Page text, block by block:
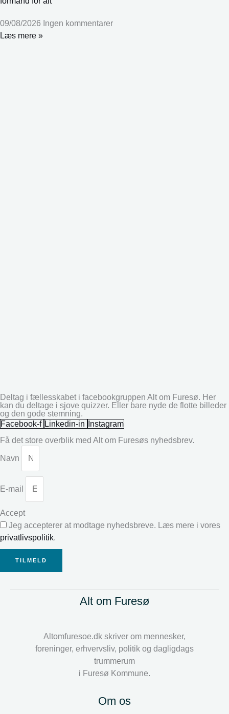
09/08/2026 Ingen kommentarer
Læs mere »
Deltag i fællesskabet i facebookgruppen Alt om Furesø. Her
kan du deltage i sjove quizzer. Eller bare nyde de flotte billeder
og den gode stemning.
Facebook-f Linkedin-in
Instagram
Få det store overblik med Alt om Furesøs nyhedsbrev.
Navn
E-mail
Accept
Jeg accepterer at modtage nyhedsbreve. Læs mere i vores
privatlivspolitik.
TILMELD
Alt om Furesø
Altomfuresoe.dk skriver om mennesker,
foreninger, erhvervsliv, politik og dagligdags
trummerum
i Furesø Kommune.
Om os